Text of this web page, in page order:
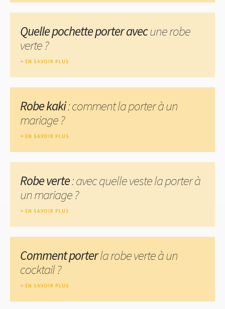
Quelle pochette porter avecune robe
verte ?
EN SAVOIR PLUS
Robe kaki: comment la porter à un
mariage ?
EN SAVOIR PLUS
Robe verte: avec quelle veste la porter à
un mariage ?
EN SAVOIR PLUS
Comment porterla robe verte à un
cocktail ?
EN SAVOIR PLUS